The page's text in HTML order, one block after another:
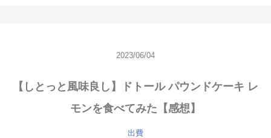
2023/06/04
【しとっと風味良し】ドトール パウンドケーキ レ
モンを食べてみた【感想】
出費